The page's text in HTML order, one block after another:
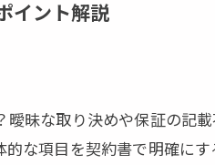
イント解説
昧な取り決めや保証の記
な項目を契約書で明確に